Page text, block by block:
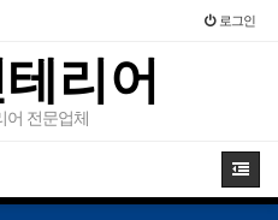
로그인
리어
어 전문업체